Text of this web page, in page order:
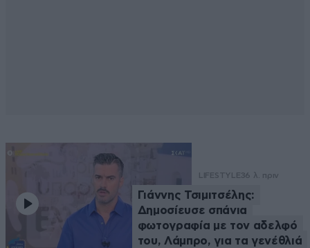
LIFESTYLE36 λ. πριν
Γιάννης Τσιμιτσέλης:
Δημοσίευσε σπάνια
φωτογραφία με τον αδελφό
του, Λάμπρο, για τα γενέθλιά